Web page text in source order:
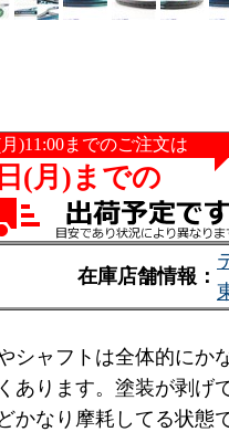
在庫店舗情報：
シャフトは全体的にか
あります。塗装が剥げ
かなり摩耗してる状態